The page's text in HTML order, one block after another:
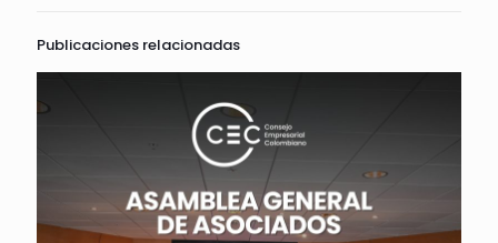
Publicaciones relacionadas